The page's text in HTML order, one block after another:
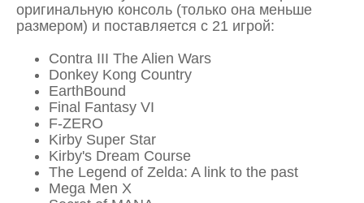
оригинальную консоль (только она меньше
размером) и поставляется с 21 игрой:
Contra III The Alien Wars
Donkey Kong Country
EarthBound
Final Fantasy VI
F-ZERO
Kirby Super Star
Kirby's Dream Course
The Legend of Zelda: A link to the past
Mega Men X